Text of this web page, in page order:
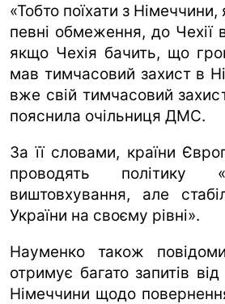
«Тобто поїхати з
певні обмеження, до
якщо Чехія бачить, що
мав тимчасовий захист в
вже свій тимчасовий
пояснила очільниця ДМС.
За її словами, країни
проводять
виштовхування, але
України на своєму рівні».
Науменко також
отримує багато запитів
Німеччини щодо